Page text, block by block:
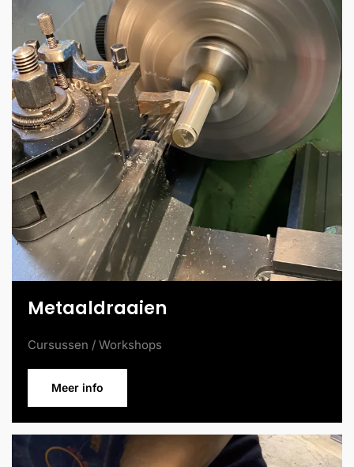
Metaaldraaien
Cursussen / Workshops
Meer info